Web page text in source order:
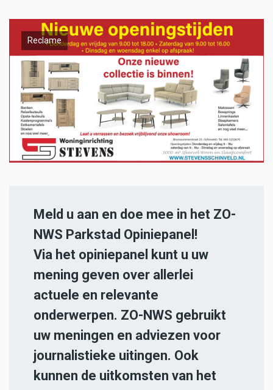
Reclame
Meld u aan en doe mee in het ZO-
NWS Parkstad Opiniepanel!
Via het opiniepanel kunt u uw
mening geven over allerlei
actuele en relevante
onderwerpen. ZO-NWS gebruikt
uw meningen en adviezen voor
journalistieke uitingen. Ook
kunnen de uitkomsten van het